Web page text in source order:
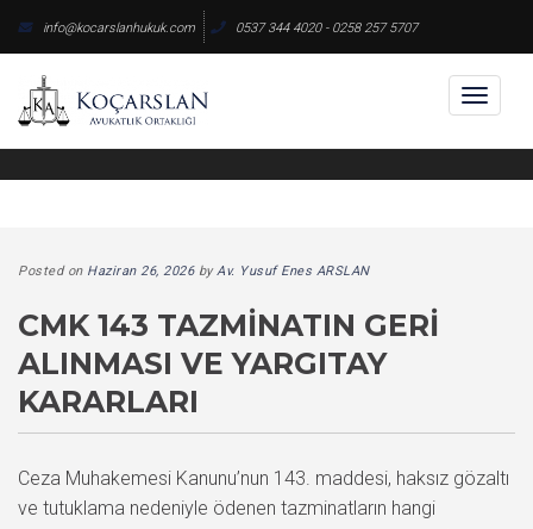
content
info@kocarslanhukuk.com 0537 344 4020 - 0258 257 5707
Posted on Haziran 26, 2026byAv. Yusuf Enes ARSLAN
CMK 143 TAZMINATIN GERI
ALINMASI VE YARGITAY
KARARLARI
Ceza Muhakemesi Kanunu’nun 143. maddesi, haksız gözaltı
ve tutuklama nedeniyle ödenen tazminatların hangi